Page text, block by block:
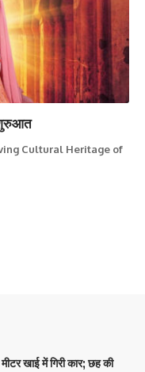
शुरुआत
Cultural Heritage of
खाई में गिरी कार; छह की